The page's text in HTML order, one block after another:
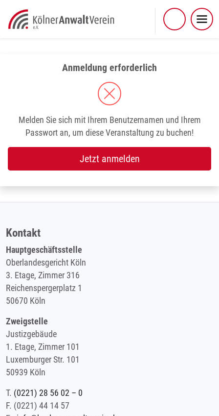
content
Anmeldung erforderlich
Melden Sie sich mit Ihrem Benutzernamen und Ihrem
Passwort an, um diese Veranstaltung zu buchen!
Jetzt anmelden
Kontakt
Hauptgeschäftsstelle
Oberlandesgericht Köln
3. Etage, Zimmer 316
Reichenspergerplatz 1
50670 Köln
Zweigstelle
Justizgebäude
1. Etage, Zimmer 101
Luxemburger Str. 101
50939 Köln
T. (0221) 28 56 02 – 0
F. (0221) 44 14 57